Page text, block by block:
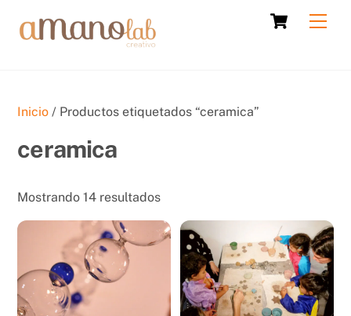
Cart
Inicio / Productos etiquetados “ceramica”
ceramica
Mostrando 14 resultadosSorted
latest